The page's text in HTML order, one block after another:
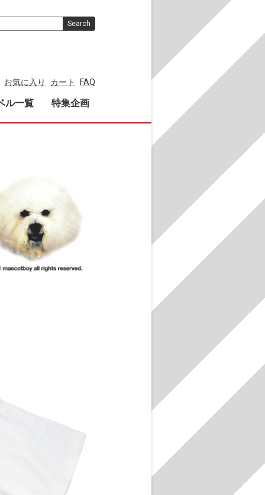
お気に入り カート FAQ
ル一覧 特集企画
Search